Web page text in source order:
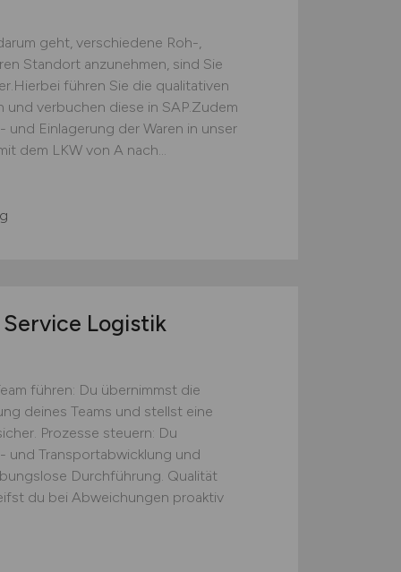
geht, verschiedene Roh-,
Standort anzunehmen, sind Sie
führen Sie die qualitativen
verbuchen diese in SAP.Zudem
Einlagerung der Waren in unser
dem LKW von A nach...
Logistik
führen: Du übernimmst die
deines Teams und stellst eine
Prozesse steuern: Du
und Transportabwicklung und
Durchführung. Qualität
du bei Abweichungen proaktiv